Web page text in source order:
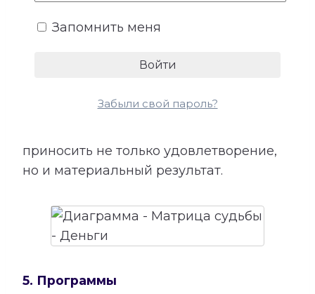
лишних расходов, внутренние
более устойчивого денежного потока.
талантами помогает лучше понять, в
приносить не только удовлетворение,
но и материальный результат.
5. Программы
Запомнить меня
Забыли свой пароль?